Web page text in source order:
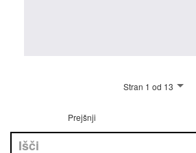
Stran 1 od 13
Prejšnji